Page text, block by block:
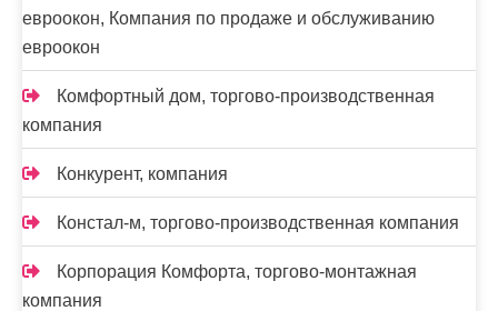
евроокон, Компания по продаже и обслуживанию
евроокон
Комфортный дом, торгово-производственная
компания
Конкурент, компания
Констал-м, торгово-производственная компания
Корпорация Комфорта, торгово-монтажная
компания